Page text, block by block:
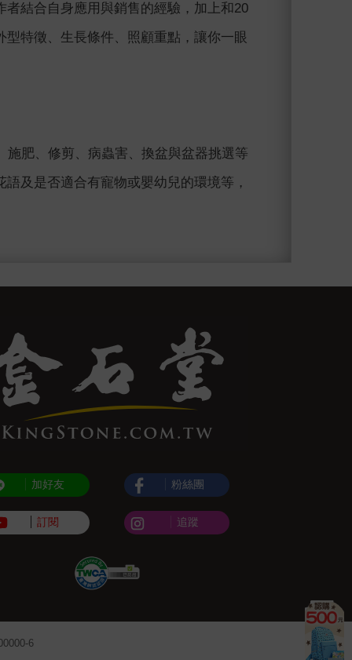
結合自身應用與銷售的經驗，加上和20
特徵、生長條件、照顧重點，讓你一眼
肥、修剪、病蟲害、換盆與盆器挑選等
及是否適合有寵物或嬰幼兒的環境等，
加好友
訂閱
粉絲團
追蹤
6